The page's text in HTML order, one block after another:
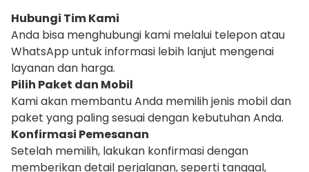
Hubungi Tim Kami
Anda bisa menghubungi kami melalui telepon atau
WhatsApp untuk informasi lebih lanjut mengenai
layanan dan harga.
Pilih Paket dan Mobil
Kami akan membantu Anda memilih jenis mobil dan
paket yang paling sesuai dengan kebutuhan Anda.
Konfirmasi Pemesanan
Setelah memilih, lakukan konfirmasi dengan
memberikan detail perjalanan, seperti tanggal,